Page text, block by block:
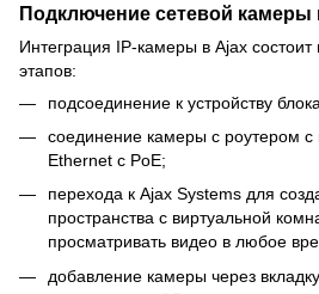
Подключение сетевой камеры
Интеграция IP-камеры в Ajax
этапов:
подсоединение к устройству
соединение камеры с роутером
Ethernet с PoE;
перехода к Ajax Systems для
пространства с виртуальной
просматривать видео в любое
добавление камеры через